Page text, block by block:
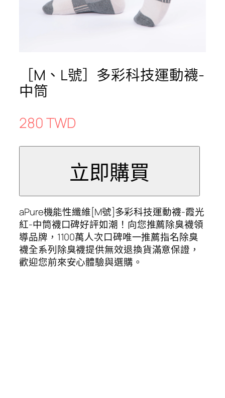
［M、L號］多彩科技運動襪-
中筒
280 TWD
aPure機能性纖維[M號]多彩科技運動襪-霞光
紅-中筒襪口碑好評如潮！向您推薦除臭襪領
導品牌，1100萬人次口碑唯一推薦指名除臭
襪全系列除臭襪提供無效退換貨滿意保證，
歡迎您前來安心體驗與選購。